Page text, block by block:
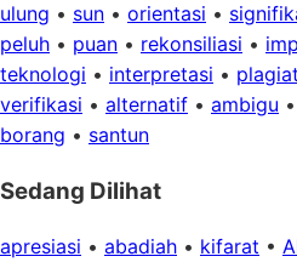
ulung • sun • orientasi •
peluh • puan • rekonsiliasi •
teknologi • interpretasi • plagiat
verifikasi • alternatif • ambigu •
borang • santun
Sedang Dilihat
apresiasi • abadiah • kifarat •